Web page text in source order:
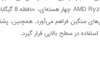
سنگین فراهم می‌آورد. همچنین،